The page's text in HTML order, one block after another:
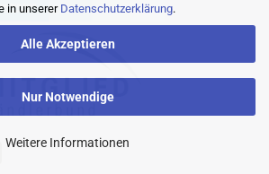
in unserer Datenschutzerklärung.
Alle Akzeptieren
Nur Notwendige
Weitere Informationen